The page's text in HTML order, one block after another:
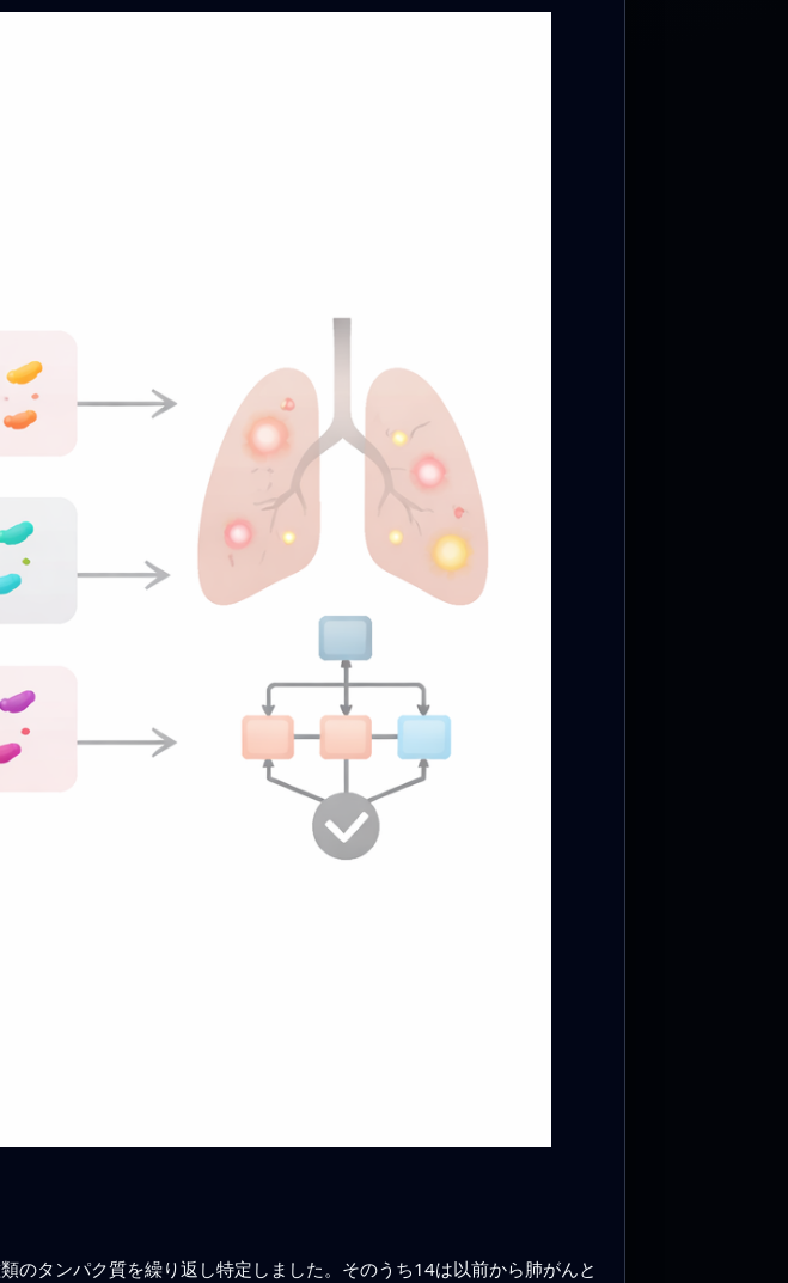
タンパク質を繰り返し特定しました。そのうち14は以前から肺がんと